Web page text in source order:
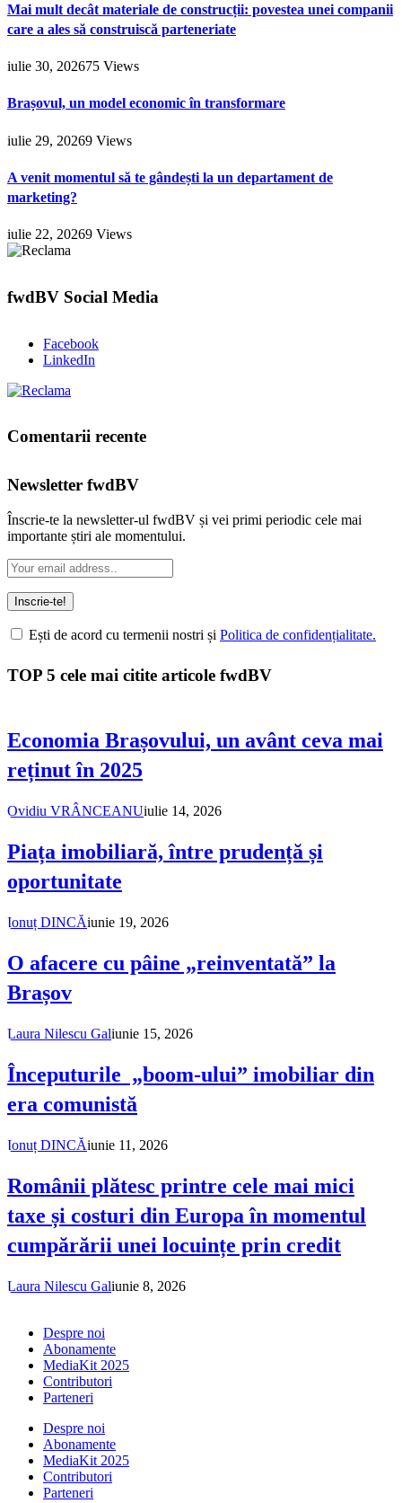
Mai mult decât materiale de construcții: povestea unei companii
care a ales să construiscă parteneriate
iulie 30, 202675 Views
Brașovul, un model economic în transformare
iulie 29, 20269 Views
A venit momentul să te gândești la un departament de
marketing?
iulie 22, 20269 Views
fwdBV Social Media
Facebook
LinkedIn
Comentarii recente
Newsletter fwdBV
Înscrie-te la newsletter-ul fwdBV și vei primi periodic cele mai
importante știri ale momentului.
Ești de acord cu termenii nostri și Politica de confidențialitate.
TOP 5 cele mai citite articole fwdBV
Economia Brașovului, un avânt ceva mai
reținut în 2025
Ovidiu VRÂNCEANUiulie 14, 2026
Piața imobiliară, între prudență și
oportunitate
Ionuț DINCĂiunie 19, 2026
O afacere cu pâine „reinventată” la
Brașov
Laura Nilescu Galiunie 15, 2026
Începuturile „boom-ului” imobiliar din
era comunistă
Ionuț DINCĂiunie 11, 2026
Românii plătesc printre cele mai mici
taxe și costuri din Europa în momentul
cumpărării unei locuințe prin credit
Laura Nilescu Galiunie 8, 2026
Despre noi
Abonamente
MediaKit 2025
Contributori
Parteneri
Despre noi
Abonamente
MediaKit 2025
Contributori
Parteneri